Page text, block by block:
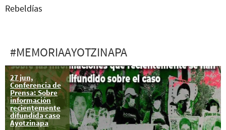
Rebeldías
#MEMORIAAYOTZINAPA
27 jun,
Conferencia de
Prensa: Sobre
información
recientemente
difundida caso
Ayotzinapa
¿Por qué no les
importan las
madres y los
padres de los
43?